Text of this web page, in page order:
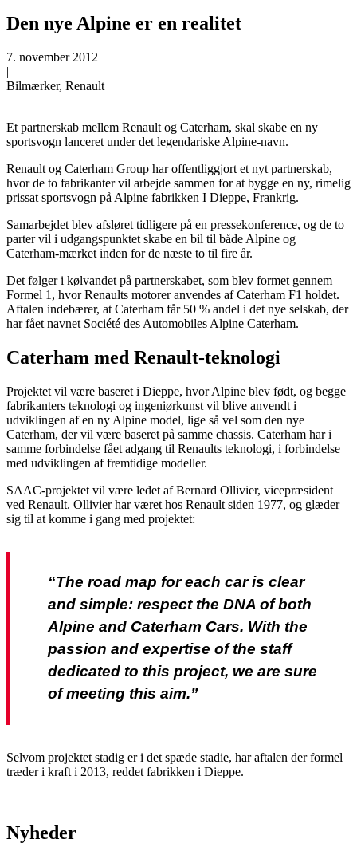
Den nye Alpine er en realitet
7. november 2012
|
Bilmærker, Renault
Et partnerskab mellem Renault og Caterham, skal skabe en ny
sportsvogn lanceret under det legendariske Alpine-navn.
Renault og Caterham Group har offentliggjort et nyt partnerskab,
hvor de to fabrikanter vil arbejde sammen for at bygge en ny, rimelig
prissat sportsvogn på Alpine fabrikken I Dieppe, Frankrig.
Samarbejdet blev afsløret tidligere på en pressekonference, og de to
parter vil i udgangspunktet skabe en bil til både Alpine og
Caterham-mærket inden for de næste to til fire år.
Det følger i kølvandet på partnerskabet, som blev formet gennem
Formel 1, hvor Renaults motorer anvendes af Caterham F1 holdet.
Aftalen indebærer, at Caterham får 50 % andel i det nye selskab, der
har fået navnet Société des Automobiles Alpine Caterham.
Caterham med Renault-teknologi
Projektet vil være baseret i Dieppe, hvor Alpine blev født, og begge
fabrikanters teknologi og ingeniørkunst vil blive anvendt i
udviklingen af en ny Alpine model, lige så vel som den nye
Caterham, der vil være baseret på samme chassis. Caterham har i
samme forbindelse fået adgang til Renaults teknologi, i forbindelse
med udviklingen af fremtidige modeller.
SAAC-projektet vil være ledet af Bernard Ollivier, vicepræsident
ved Renault. Ollivier har været hos Renault siden 1977, og glæder
sig til at komme i gang med projektet:
“The road map for each car is clear
and simple: respect the DNA of both
Alpine and Caterham Cars. With the
passion and expertise of the staff
dedicated to this project, we are sure
of meeting this aim.”
Selvom projektet stadig er i det spæde stadie, har aftalen der formel
træder i kraft i 2013, reddet fabrikken i Dieppe.
Nyheder